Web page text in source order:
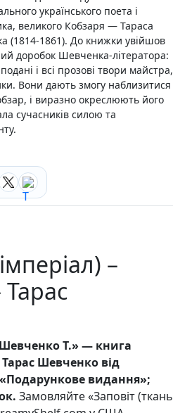
читання 10+
та Аплікації
книги
та пізнавальні книги
підбірка книжок для неї
жінок
на екрані
книг
проза
українського поета і
великого Кобзаря — Тараса
(1814-1861). До книжки увійшов
доробок Шевченка-літератора:
і всі прозові твори майстра,
Вони дають змогу наблизитися
і виразно окреслюють його
сучасників силою та
–
Шевченко Т.» — книга
Шевченко від
«Подарункове видання»;
Замовляйте «Заповіт (ткань